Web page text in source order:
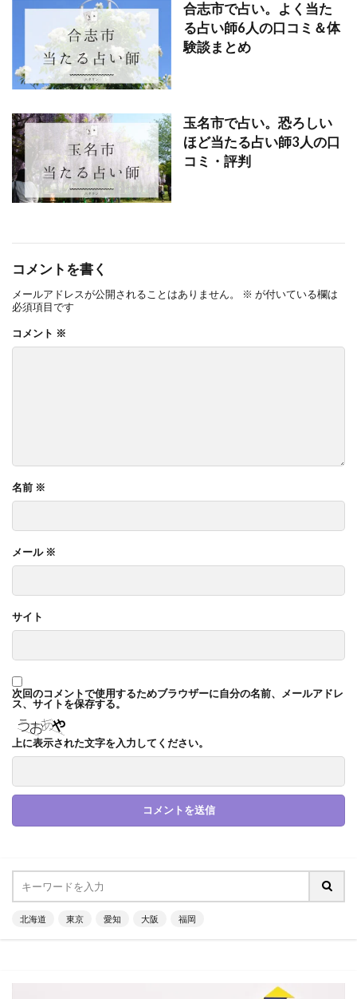
合志市で占い。よく当た
る占い師6人の口コミ＆体
験談まとめ
玉名市で占い。恐ろしい
ほど当たる占い師3人の口
コミ・評判
コメントを書く
メールアドレスが公開されることはありません。 ※ が付いている欄は
必須項目です
コメント ※
名前 ※
メール ※
サイト
次回のコメントで使用するためブラウザーに自分の名前、メールアドレ
ス、サイトを保存する。
上に表示された文字を入力してください。
北海道 東京 愛知 大阪 福岡